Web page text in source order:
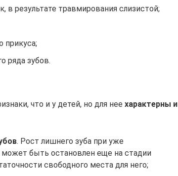
в результате травмирования слизистой;
прикуса;
ряда зубов.
что и у детей, но для нее характерны и
. Рост лишнего зуба при уже
быть остановлен еще на стадии
свободного места для него;